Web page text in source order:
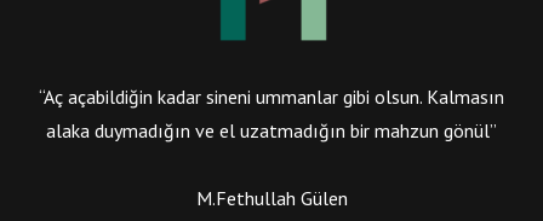
“Aç açabildiğin kadar sineni ummanlar gibi olsun. Kalmasın
alaka duymadığın ve el uzatmadığın bir mahzun gönül”
M.Fethullah Gülen